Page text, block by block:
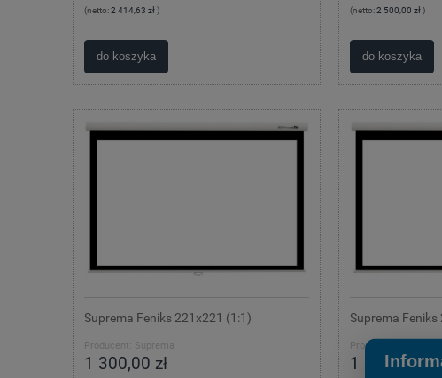
(netto:2 414,63 zł)
do koszyka
(netto:2 500,00 zł)
do koszyka
Suprema Feniks 221x221 (1:1)
Producent: Suprema
1 300,00 zł
Suprema
Producent:
1 525,00 zł